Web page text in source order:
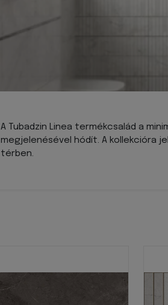
A Tubadzin Linea termékcsalád a
megjelenésével hódít. A kollekcióra
térben.